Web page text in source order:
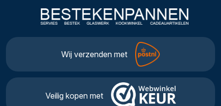
Wij verzenden met
Veilig kopen met